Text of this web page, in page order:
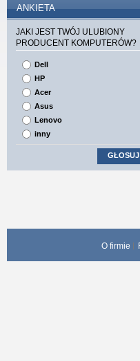
ANKIETA
JAKI JEST TWÓJ ULUBIONY
PRODUCENT KOMPUTERÓW?
Dell
HP
Acer
Asus
Lenovo
inny
GŁOSUJ
O firmie